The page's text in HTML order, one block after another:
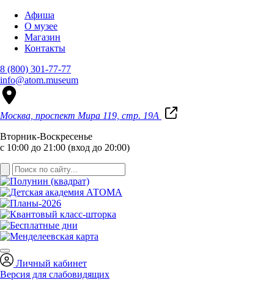
Афиша
О музее
Магазин
Контакты
8 (800) 301-77-77
info@atom.museum
Москва, проспект Мира 119, стр. 19А
Вторник-Воскресенье
с 10:00 до 21:00 (вход до 20:00)
Личный кабинет
Версия для слабовидящих